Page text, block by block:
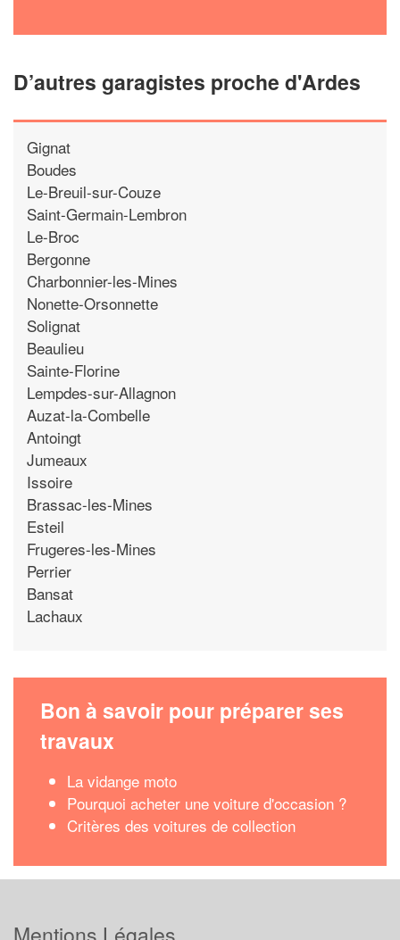
D’autres garagistes proche d'Ardes
Gignat
Boudes
Le-Breuil-sur-Couze
Saint-Germain-Lembron
Le-Broc
Bergonne
Charbonnier-les-Mines
Nonette-Orsonnette
Solignat
Beaulieu
Sainte-Florine
Lempdes-sur-Allagnon
Auzat-la-Combelle
Antoingt
Jumeaux
Issoire
Brassac-les-Mines
Esteil
Frugeres-les-Mines
Perrier
Bansat
Lachaux
Bon à savoir pour préparer ses
travaux
La vidange moto
Pourquoi acheter une voiture d'occasion ?
Critères des voitures de collection
Mentions Légales